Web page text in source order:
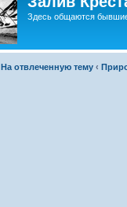
Здесь общаются
На отвлеченную тему ‹